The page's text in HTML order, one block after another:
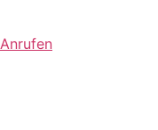
Anrufen